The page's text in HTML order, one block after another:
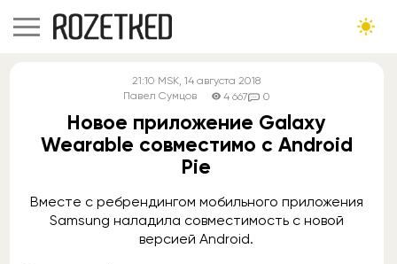
21:10 MSK, 14 августа 2018
Павел Сумцов
4 667 0
Новое приложение Galaxy
Wearable совместимо с Android
Pie
Вместе с ребрендингом мобильного приложения
Samsung наладила совместимость с новой
версией Android.